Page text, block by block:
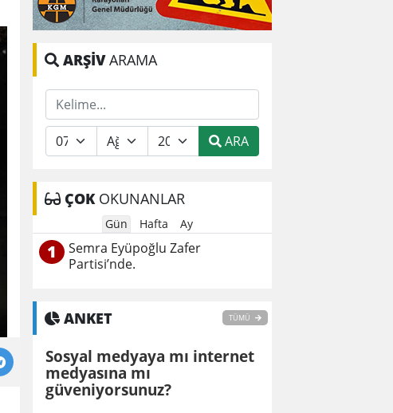
ARŞİVARAMA
ARA
ÇOKOKUNANLAR
Gün Hafta Ay
1
Semra Eyüpoğlu Zafer
Partisi’nde.
ANKET TÜMÜ
Sosyal medyaya mı internet
medyasına mı
güveniyorsunuz?